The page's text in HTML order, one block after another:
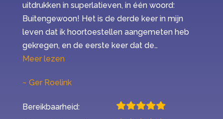
uitdrukken in superlatieven, in één woord:
Buitengewoon! Het is de derde keer in mijn
leven dat ik hoortoestellen aangemeten heb
gekregen, en de eerste keer dat de…
Meer lezen“Mijn ervaring met Second Opinion”
Ger Roelink
Bereikbaarheid: